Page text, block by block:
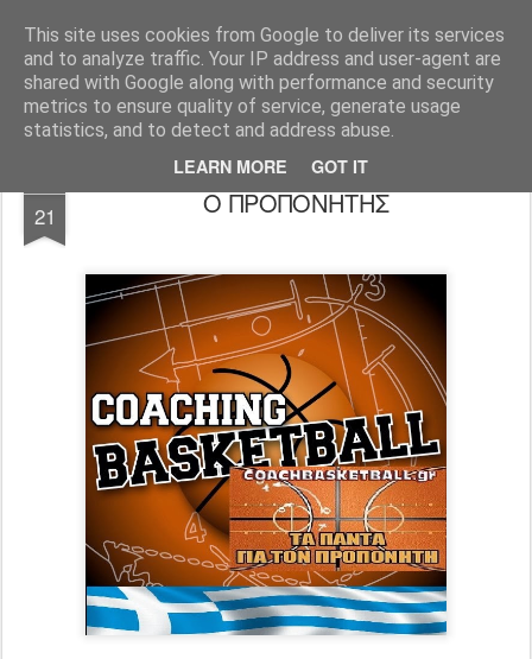
This site uses cookies from Google to deliver its services
and to analyze traffic. Your IP address and user-agent are
shared with Google along with performance and security
metrics to ensure quality of service, generate usage
statistics, and to detect and address abuse.
LEARN MORE GOT IT
All About Basketball Coaching Πάθος ,ομαδικότητα , μαχητικότητα , αντίληψη... με μια λέξη MΠΑΣΚΕΤ... .!!! Αγάπη μεγάλη που κρύβει πολλά μυστικά ...
21 Ο ΠΡΟΠΟΝΗΤΗΣ